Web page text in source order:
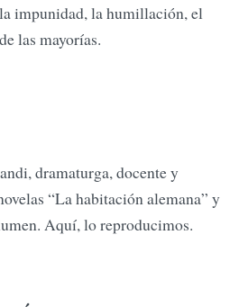
impunidad, la humillación, el
las mayorías.
dramaturga, docente y
“La habitación alemana” y
Aquí, lo reproducimos.